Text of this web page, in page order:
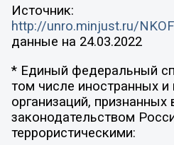
Источник:
http://unro.minjust.ru/
данные на 24.03.2022
* Единый федеральный
том числе иностранных
организаций, признанных
законодательством
террористическими: